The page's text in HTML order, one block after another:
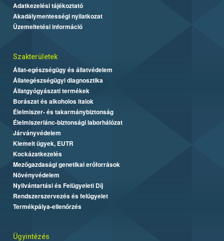
Adatkezelési tájékoztató
Akadálymentességi nyilatkozat
Üzemeltetési információ
Szakterületek
Állat-egészségügy és állatvédelem
Állategészségügyi diagnosztika
Állatgyógyászati termékek
Borászat és alkoholos italok
Élelmiszer- és takarmánybiztonság
Élelmiszerlánc-biztonsági laborhálózat
Járványvédelem
Kiemelt ügyek, EUTR
Kockázatkezelés
Mezőgazdasági genetikai erőforrások
Növényvédelem
Nyilvántartási és Felügyeleti Díj
Rendszerszervezés és felügyelet
Termékpálya-ellenőrzés
Ügyintézés